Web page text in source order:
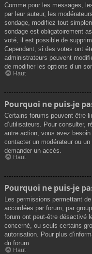
Comme pour les messages,
par leur auteur, les
sondage, modifiez tout
sondage est obligatoirement
voté, il est possible de
Cependant, si des votes ont
administrateurs peuvent
de modifier les options d’un
Haut
Pourquoi ne puis-je
Certains forums peuvent être
d’utilisateurs. Pour consulter,
autre action, vous avez
contacter un modérateur ou
demander un accès.
Haut
Pourquoi ne puis-je
Les permissions permettant
accordées par forum, par
forum ont peut-être désactivé
concerné, ou seuls certains
autorisation. Pour plus
du forum.
Haut